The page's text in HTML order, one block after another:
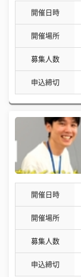
開催日時
開催場所
募集人数
申込締切
開催日時
開催場所
募集人数
申込締切